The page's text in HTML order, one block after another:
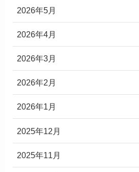
2026年5月
2026年4月
2026年3月
2026年2月
2026年1月
2025年12月
2025年11月